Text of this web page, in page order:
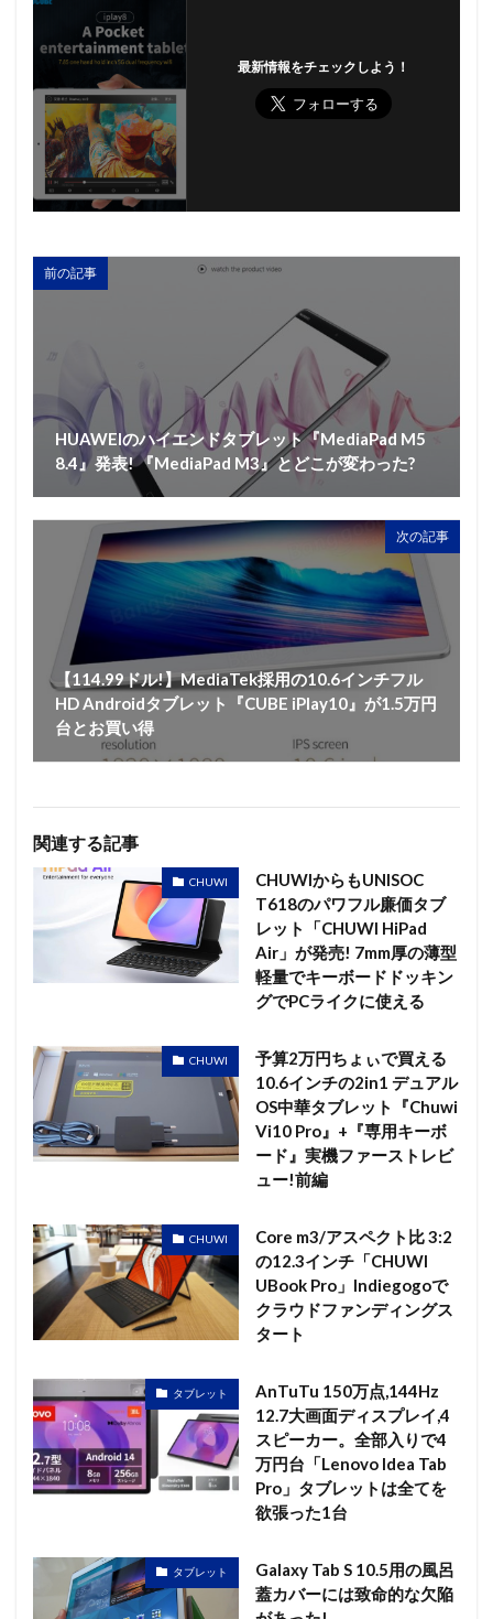
最新情報をチェックしよう！
前の記事
HUAWEIのハイエンドタブレット『MediaPad M5
8.4』発表! 『MediaPad M3』とどこが変わった?
次の記事
【114.99ドル!】MediaTek採用の10.6インチフル
HD Androidタブレット『CUBE iPlay10』が1.5万円
台とお買い得
関連する記事
CHUWI
CHUWIからもUNISOC
T618のパワフル廉価タブ
レット「CHUWI HiPad
Air」が発売! 7mm厚の薄型
軽量でキーボードドッキン
グでPCライクに使える
CHUWI
予算2万円ちょぃで買える
10.6インチの2in1 デュアル
OS中華タブレット『Chuwi
Vi10 Pro』+『専用キーボ
ード』実機ファーストレビ
ュー!前編
CHUWI
Core m3/アスペクト比 3:2
の12.3インチ「CHUWI
UBook Pro」Indiegogoで
クラウドファンディングス
タート
タブレット
AnTuTu 150万点,144Hz
12.7大画面ディスプレイ,4
スピーカー。全部入りで4
万円台「Lenovo Idea Tab
Pro」タブレットは全てを
欲張った1台
タブレット
Galaxy Tab S 10.5用の風呂
蓋カバーには致命的な欠陥